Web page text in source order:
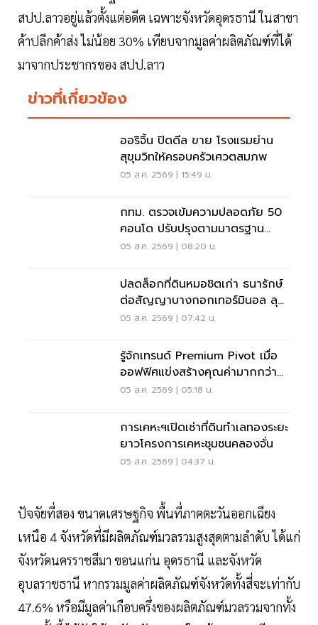
สปป.ลาวอยู่แล้วตั้งแต่อดีต เฉพาะจังหวัดอุดรธานี ในสาขา
ค้าปลีกค้าส่ง ไม่น้อย 30% เทียบจากมูลค่าผลิตภัณฑ์ที่ได้
มาจากประชากรของ สปป.ลาว
ข่าวที่เกี่ยวข้อง
ออริจิ้น ปิดดีล ขาย โรงแรมย่าน
สุขุมวิทให้ครอบครัวเศวตสมภพ
05 ส.ค. 2569 | 15:49 น.
กทม. ตรวจเข้มความปลอดภัย 50
คอนโด ปรับปรุงตามมาตรฐาน
เคร่งครัด
05 ส.ค. 2569 | 08:20 น.
ปลดล็อกที่ดินหมอชิตเก่า ธนารักษ์
ต่อสัญญาบางกอกเทอร์มินอล ลุย
บิ๊กโปรเจ็กต์
05 ส.ค. 2569 | 07:42 น.
รู้จักเทรนด์ Premium Pivot เมื่อ
ออฟฟิศแข่งสร้างคุณค่ามากกว่า
ทำเล-ค่าเช่า
05 ส.ค. 2569 | 05:18 น.
การเคหะฯเปิดเช่าที่ดินทำเลทองระยะ
ยาวโครงการเคหะชุมชนคลองจั่น
05 ส.ค. 2569 | 04:37 น.
ปัจจัยที่สอง ขนาดเศรษฐกิจ พื้นที่ภาคตะวันออกเฉียง
เหนือ 4 จังหวัดที่มีผลิตภัณฑ์มวลรวมสูงสุดตามลำดับ ได้แก่
จังหวัดนครราชสีมา ขอนแก่น อุดรธานี และจังหวัด
อุบลราชธานี หากรวมมูลค่าผลิตภัณฑ์จังหวัดทั้งสี่จะเท่ากับ
47.6% หรือมีมูลค่าเกือบครึ่งของผลิตภัณฑ์มวลรวมจากทั้ง